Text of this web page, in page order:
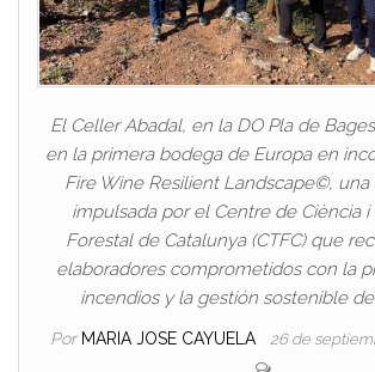
El Celler Abadal, en la DO Pla de
en la primera bodega de Europa en
Fire Wine Resilient Landscape©, una
impulsada por el Centre de Ciència i
Forestal de Catalunya (CTFC) que
elaboradores comprometidos con la
incendios y la gestión sostenible
Por MARIA JOSE CAYUELA 26 de